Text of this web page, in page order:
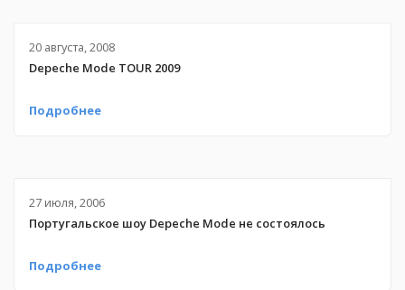
20 августа, 2008
Depeche Mode TOUR 2009
Подробнее
27 июля, 2006
Португальское шоу Depeche Mode не состоялось
Подробнее